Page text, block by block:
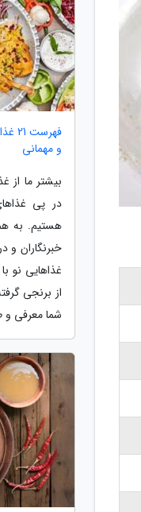
و مهمانی
بیشتر ما از
در پی
هستیم. به
خبرنگاران و
غذاهایی نو
از برنجی
شما معرفی و